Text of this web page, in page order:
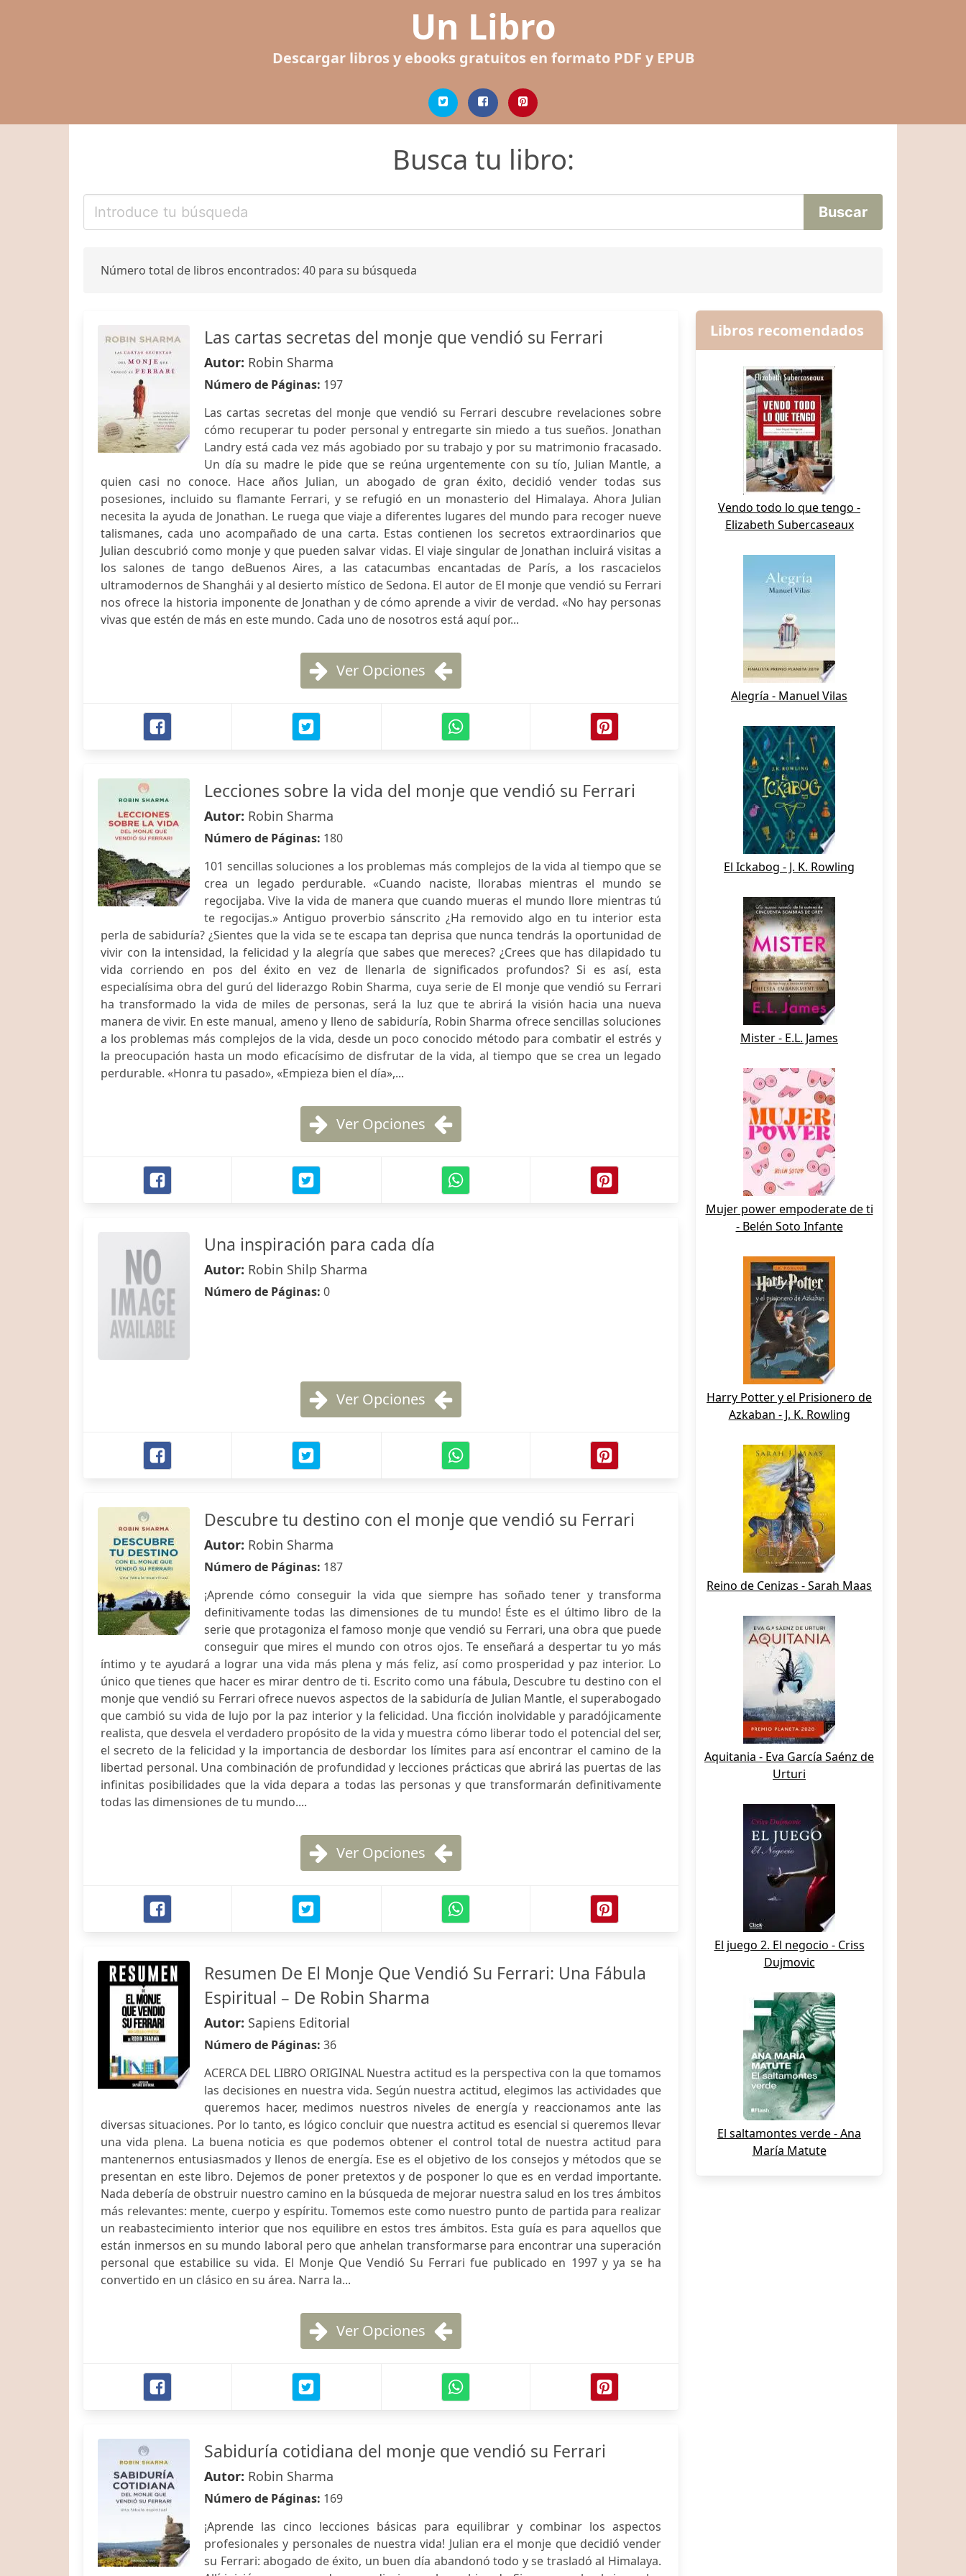
Un Libro
Descargar libros y ebooks gratuitos en formato PDF y EPUB
Busca tu libro:
Número total de libros encontrados: 40 para su búsqueda
Las cartas secretas del monje que vendió su Ferrari
Autor: Robin Sharma
Número de Páginas: 197
Las cartas secretas del monje que vendió su Ferrari descubre revelaciones sobre
cómo recuperar tu poder personal y entregarte sin miedo a tus sueños. Jonathan
Landry está cada vez más agobiado por su trabajo y por su matrimonio fracasado.
Un día su madre le pide que se reúna urgentemente con su tío, Julian Mantle, a
quien casi no conoce. Hace años Julian, un abogado de gran éxito, decidió vender todas sus
posesiones, incluido su flamante Ferrari, y se refugió en un monasterio del Himalaya. Ahora Julian
necesita la ayuda de Jonathan. Le ruega que viaje a diferentes lugares del mundo para recoger nueve
talismanes, cada uno acompañado de una carta. Estas contienen los secretos extraordinarios que
Julian descubrió como monje y que pueden salvar vidas. El viaje singular de Jonathan incluirá visitas a
los salones de tango deBuenos Aires, a las catacumbas encantadas de París, a los rascacielos
ultramodernos de Shanghái y al desierto místico de Sedona. El autor de El monje que vendió su Ferrari
nos ofrece la historia imponente de Jonathan y de cómo aprende a vivir de verdad. «No hay personas
vivas que estén de más en este mundo. Cada uno de nosotros está aquí por...
Ver Opciones
Lecciones sobre la vida del monje que vendió su Ferrari
Autor: Robin Sharma
Número de Páginas: 180
101 sencillas soluciones a los problemas más complejos de la vida al tiempo que se
crea un legado perdurable. «Cuando naciste, llorabas mientras el mundo se
regocijaba. Vive la vida de manera que cuando mueras el mundo llore mientras tú
te regocijas.» Antiguo proverbio sánscrito ¿Ha removido algo en tu interior esta
perla de sabiduría? ¿Sientes que la vida se te escapa tan deprisa que nunca tendrás la oportunidad de
vivir con la intensidad, la felicidad y la alegría que sabes que mereces? ¿Crees que has dilapidado tu
vida corriendo en pos del éxito en vez de llenarla de significados profundos? Si es así, esta
especialísima obra del gurú del liderazgo Robin Sharma, cuya serie de El monje que vendió su Ferrari
ha transformado la vida de miles de personas, será la luz que te abrirá la visión hacia una nueva
manera de vivir. En este manual, ameno y lleno de sabiduría, Robin Sharma ofrece sencillas soluciones
a los problemas más complejos de la vida, desde un poco conocido método para combatir el estrés y
la preocupación hasta un modo eficacísimo de disfrutar de la vida, al tiempo que se crea un legado
perdurable. «Honra tu pasado», «Empieza bien el día»,...
Ver Opciones
Una inspiración para cada día
Autor: Robin Shilp Sharma
Número de Páginas: 0
Ver Opciones
Descubre tu destino con el monje que vendió su Ferrari
Autor: Robin Sharma
Número de Páginas: 187
¡Aprende cómo conseguir la vida que siempre has soñado tener y transforma
definitivamente todas las dimensiones de tu mundo! Éste es el último libro de la
serie que protagoniza el famoso monje que vendió su Ferrari, una obra que puede
conseguir que mires el mundo con otros ojos. Te enseñará a despertar tu yo más
íntimo y te ayudará a lograr una vida más plena y más feliz, así como prosperidad y paz interior. Lo
único que tienes que hacer es mirar dentro de ti. Escrito como una fábula, Descubre tu destino con el
monje que vendió su Ferrari ofrece nuevos aspectos de la sabiduría de Julian Mantle, el superabogado
que cambió su vida de lujo por la paz interior y la felicidad. Una ficción inolvidable y paradójicamente
realista, que desvela el verdadero propósito de la vida y muestra cómo liberar todo el potencial del ser,
el secreto de la felicidad y la importancia de desbordar los límites para así encontrar el camino de la
libertad personal. Una combinación de profundidad y lecciones prácticas que abrirá las puertas de las
infinitas posibilidades que la vida depara a todas las personas y que transformarán definitivamente
todas las dimensiones de tu mundo....
Ver Opciones
Resumen De El Monje Que Vendió Su Ferrari: Una Fábula
Espiritual – De Robin Sharma
Autor: Sapiens Editorial
Número de Páginas: 36
ACERCA DEL LIBRO ORIGINAL Nuestra actitud es la perspectiva con la que tomamos
las decisiones en nuestra vida. Según nuestra actitud, elegimos las actividades que
queremos hacer, medimos nuestros niveles de energía y reaccionamos ante las
diversas situaciones. Por lo tanto, es lógico concluir que nuestra actitud es esencial si queremos llevar
una vida plena. La buena noticia es que podemos obtener el control total de nuestra actitud para
mantenernos entusiasmados y llenos de energía. Ese es el objetivo de los consejos y métodos que se
presentan en este libro. Dejemos de poner pretextos y de posponer lo que es en verdad importante.
Nada debería de obstruir nuestro camino en la búsqueda de mejorar nuestra salud en los tres ámbitos
más relevantes: mente, cuerpo y espíritu. Tomemos este como nuestro punto de partida para realizar
un reabastecimiento interior que nos equilibre en estos tres ámbitos. Esta guía es para aquellos que
están inmersos en su mundo laboral pero que anhelan transformarse para encontrar una superación
personal que estabilice su vida. El Monje Que Vendió Su Ferrari fue publicado en 1997 y ya se ha
convertido en un clásico en su área. Narra la...
Ver Opciones
Sabiduría cotidiana del monje que vendió su Ferrari
Autor: Robin Sharma
Número de Páginas: 169
¡Aprende las cinco lecciones básicas para equilibrar y combinar los aspectos
profesionales y personales de nuestra vida! Julian era el monje que decidió vender
su Ferrari: abogado de éxito, un buen día abandonó todo y se trasladó al Himalaya.
Libros recomendados
Vendo todo lo que tengo -
Elizabeth Subercaseaux
Alegría - Manuel Vilas
El Ickabog - J. K. Rowling
Mister - E.L. James
Mujer power empoderate de ti
- Belén Soto Infante
Harry Potter y el Prisionero de
Azkaban - J. K. Rowling
Reino de Cenizas - Sarah Maas
Aquitania - Eva García Saénz de
Urturi
El juego 2. El negocio - Criss
Dujmovic
El saltamontes verde - Ana
María Matute